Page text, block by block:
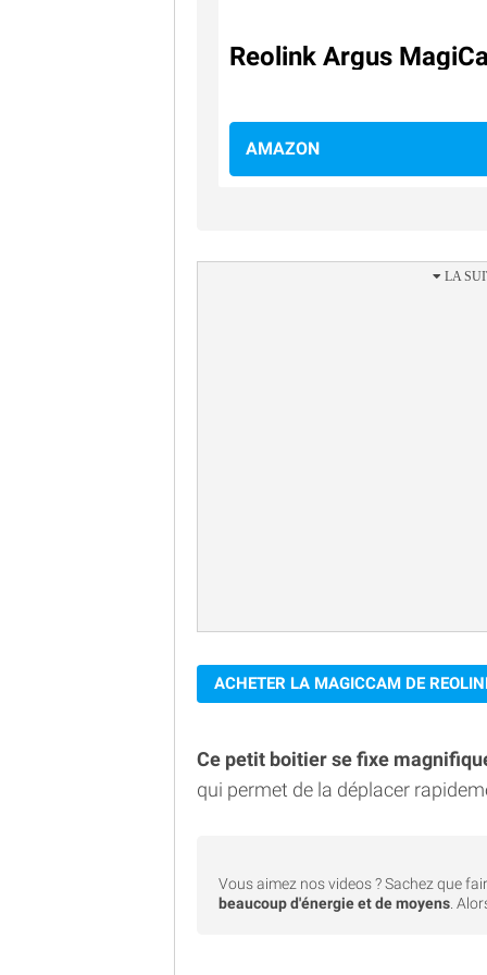
Reolink Argus
AMAZON
ACHETER LA MAGICCAM DE
Ce petit boitier se fixe
qui permet de la déplacer
Vous aimez nos videos ? Sachez que
beaucoup d'énergie et de moyens .